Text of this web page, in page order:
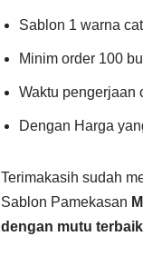
Sablon 1 warna
Minim order 100
Waktu pengerjaan
Dengan Harga
Terimakasih sudah
Sablon Pamekasan
dengan mutu